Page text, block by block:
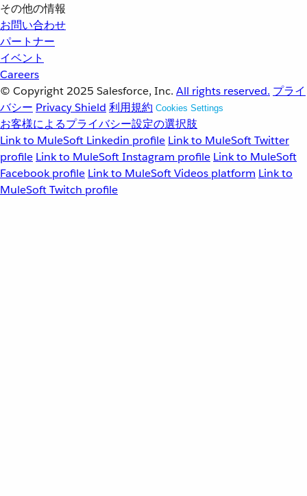
その他の情報
お問い合わせ
パートナー
イベント
Careers
© Copyright 2025 Salesforce, Inc. All rights reserved. プライ
バシー Privacy Shield 利用規約 Cookies Settings
お客様によるプライバシー設定の選択肢
Link to MuleSoft Linkedin profile Link to MuleSoft Twitter
profile Link to MuleSoft Instagram profile Link to MuleSoft
Facebook profile Link to MuleSoft Videos platform Link to
MuleSoft Twitch profile